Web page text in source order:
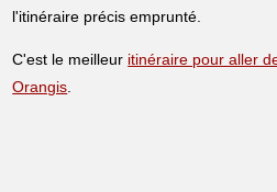
l'itinéraire précis emprunté.
C'est le meilleur itinéraire pour aller
Orangis.